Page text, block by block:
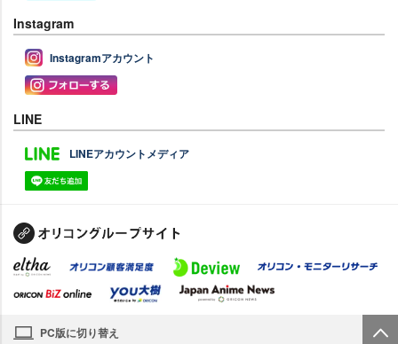
Instagram
Instagramアカウント
LINE
LINEアカウントメディア
PC版に切り替え